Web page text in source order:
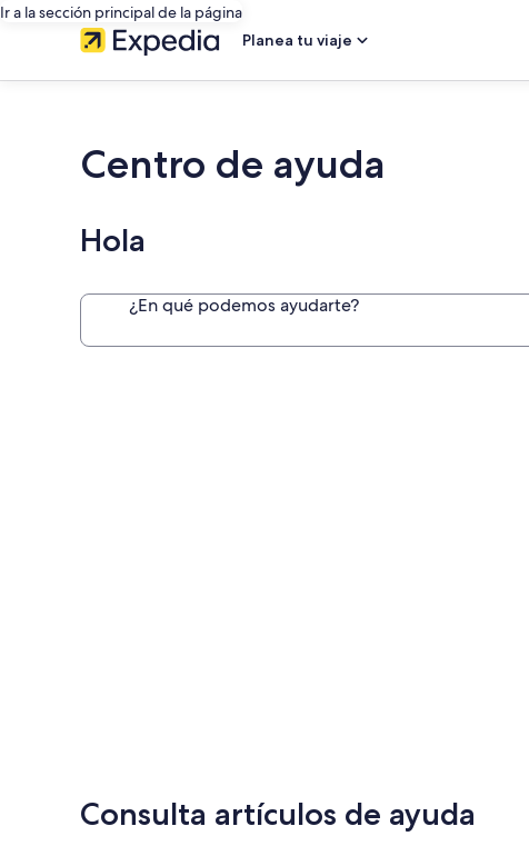
Ir a la sección principal de la página
Planea tu viaje
Centro de ayuda
Hola
¿En qué podemos ayudarte?
Consulta artículos de ayuda